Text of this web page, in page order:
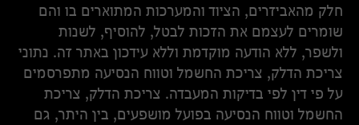
חלק מהאביזרים, הציוד והמערכות המתוארים בו והם
שומרים לעצמם את הזכות לבטל, להוסיף, לשנות
ולשפר, ללא הודעה מוקדמת וללא עידכון באתר זה. נתוני
צריכת הדלק, צריכת החשמל וטווח הנסיעה מתפרסמים
על פי דין לפי בדיקות המעבדה. צריכת הדלק, צריכת
החשמל וטווח הנסיעה בפועל מושפעים, בין היתר, גם